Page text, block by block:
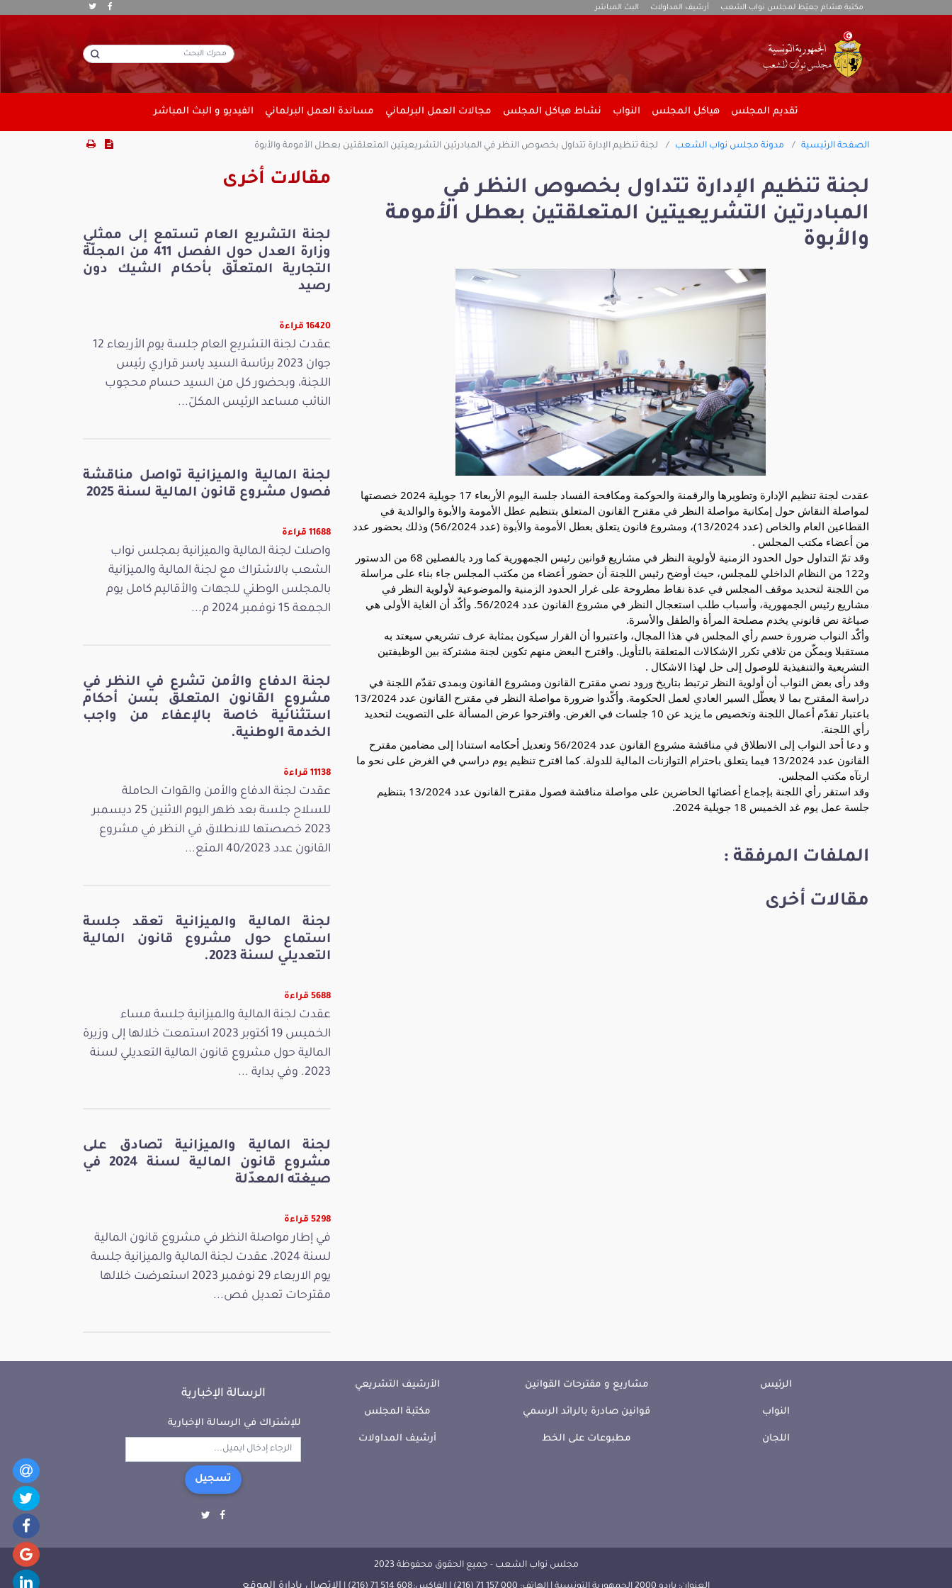
مكتبة هشام جعيّط لمجلس نواب الشعب أرشيف المداولات البث المباشر
تقديم المجلس هياكل المجلس النواب نشاط هياكل المجلس مجالات العمل البرلماني مساندة العمل البرلماني الفيديو و البث المباشر
الصفحة الرئيسية مدونة مجلس نواب الشعب لجنة تنظيم الإدارة تتداول بخصوص النظر في المبادرتين التشريعيتين المتعلقتين بعطل الأمومة والأبوة
لجنة تنظيم الإدارة تتداول بخصوص النظر في
المبادرتين التشريعيتين المتعلقتين بعطل الأمومة
والأبوة
عقدت لجنة تنظيم الإدارة وتطويرها والرقمنة والحوكمة ومكافحة الفساد جلسة اليوم الأربعاء 17 جويلية 2024 خصصتها
لمواصلة النقاش حول إمكانية مواصلة النظر في مقترح القانون المتعلق بتنظيم عطل الأمومة والأبوة والوالدية في
القطاعين العام والخاص (عدد 13/2024)، ومشروع قانون يتعلق بعطل الأمومة والأبوة (عدد 56/2024) وذلك بحضور عدد
من أعضاء مكتب المجلس .
وقد تمّ التداول حول الحدود الزمنية
لأولوية النظر في مشاريع قوانين رئيس الجمهورية كما ورد بالفصلين 68 من الدستور
و122 من النظام الداخلي للمجلس، حيث أوضح رئيس اللجنة أن حضور أعضاء من مكتب المجلس جاء بناء على مراسلة
من اللجنة لتحديد موقف المجلس في عدة نقاط مطروحة على غرار الحدود الزمنية والموضوعية لأولوية النظر في
مشاريع رئيس الجمهورية، وأسباب طلب استعجال النظر في مشروع القانون عدد 56/2024. وأكّد أن الغاية الأولى هي
صياغة نص قانوني يخدم مصلحة المرأة والطفل والأسرة.
وأكّد النواب ضرورة حسم رأي المجلس في هذا المجال، واعتبروا أن القرار سيكون بمثابة عرف تشريعي سيعتد به
مستقبلا ويمكّن من تلافي تكرر الإشكالات المتعلقة بالتأويل. واقترح البعض منهم تكوين لجنة مشتركة بين الوظيفتين
التشريعية والتنفيذية للوصول إلى حل لهذا الاشكال .
وقد رأى بعض النواب أن أولوية النظر ترتبط بتاريخ ورود نصي مقترح القانون ومشروع القانون وبمدى تقدّم اللجنة في
دراسة المقترح بما لا يعطّل السير العادي لعمل الحكومة. وأكّدوا ضرورة مواصلة النظر في مقترح القانون عدد 13/2024
باعتبار تقدّم أعمال اللجنة وتخصيص ما يزيد عن 10 جلسات في الغرض. واقترحوا عرض المسألة على التصويت لتحديد
رأي اللجنة.
و دعا أحد النواب إلى الانطلاق في مناقشة مشروع القانون عدد 56/2024 وتعديل أحكامه استنادا إلى مضامين مقترح
القانون عدد 13/2024 فيما يتعلق باحترام التوازنات المالية للدولة. كما اقترح تنظيم يوم دراسي في الغرض على نحو ما
ارتآه مكتب المجلس.
وقد استقر رأي اللجنة بإجماع أعضائها الحاضرين على مواصلة مناقشة فصول مقترح القانون عدد 13/2024 بتنظيم
جلسة عمل يوم غد الخميس 18 جويلية 2024.
الملفات المرفقة :
مقالات أخرى
مقالات أخرى
لجنة التشريع العام تستمع إلى ممثلي
وزارة العدل حول الفصل 411 من المجلّة
التجارية المتعلّق بأحكام الشيك دون
رصيد
16420 قراءة
عقدت لجنة التشريع العام جلسة يوم الأربعاء 12
جوان 2023 برئاسة السيد ياسر قراري رئيس
اللجنة، وبحضور كل من السيد حسام محجوب
النائب مساعد الرئيس المكلّ...
لجنة المالية والميزانية تواصل مناقشة
فصول مشروع قانون المالية لسنة 2025
11688 قراءة
واصلت لجنة المالية والميزانية بمجلس نواب
الشعب بالاشتراك مع لجنة المالية والميزانية
بالمجلس الوطني للجهات والأقاليم كامل يوم
الجمعة 15 نوفمبر 2024 م...
لجنة الدفاع والأمن تشرع في النظر في
مشروع القانون المتعلق بسن أحكام
استثنائية خاصة بالإعفاء من واجب
الخدمة الوطنية.
11138 قراءة
عقدت لجنة الدفاع والأمن والقوات الحاملة
للسلاح جلسة بعد ظهر اليوم الاثنين 25 ديسمبر
2023 خصصتها للانطلاق في النظر في مشروع
القانون عدد 40/2023 المتع...
لجنة المالية والميزانية تعقد جلسة
استماع حول مشروع قانون المالية
التعديلي لسنة 2023.
5688 قراءة
عقدت لجنة المالية والميزانية جلسة مساء
الخميس 19 أكتوبر 2023 استمعت خلالها إلى وزيرة
المالية حول مشروع قانون المالية التعديلي لسنة
2023. وفي بداية ...
لجنة المالية والميزانية تصادق على
مشروع قانون المالية لسنة 2024 في
صيغته المعدّلة
5298 قراءة
في إطار مواصلة النظر في مشروع قانون المالية
لسنة 2024، عقدت لجنة المالية والميزانية جلسة
يوم الاربعاء 29 نوفمبر 2023 استعرضت خلالها
مقترحات تعديل فص...
الرئيس
النواب
اللجان
مشاريع و مقترحات القوانين
قوانين صادرة بالرائد الرسمي
مطبوعات على الخط
الأرشيف التشريعي
مكتبة المجلس
أرشيف المداولات
الرسالة الإخبارية
للإشتراك في الرسالة الإخبارية
تسجيل
مجلس نواب الشعب - جميع الحقوق محفوظة 2023